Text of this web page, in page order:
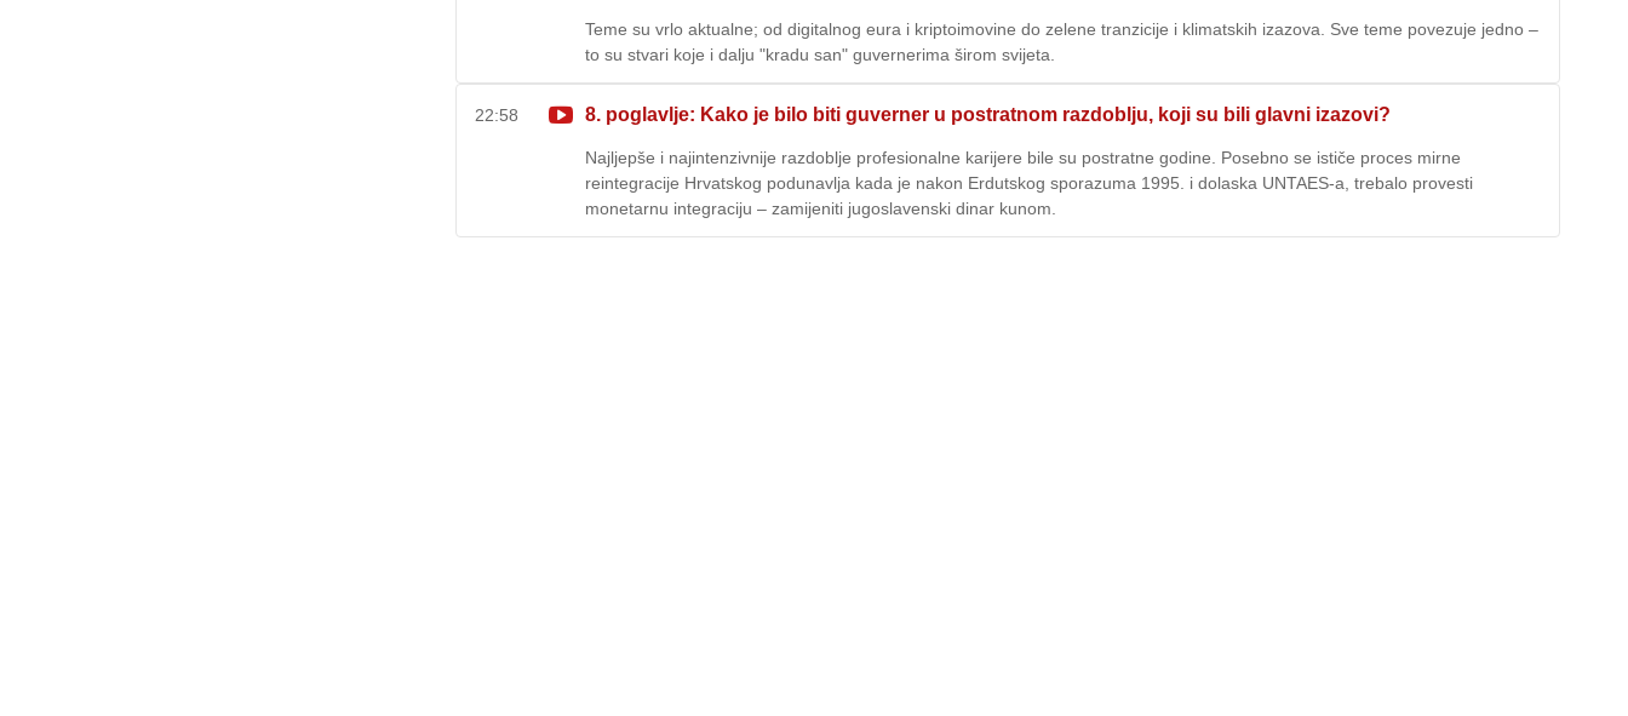
Teme su vrlo aktualne; od digitalnog eura i kriptoimovine do zelene tranzicije i klimatskih izazova. Sve teme povezuje jedno –
to su stvari koje i dalju "kradu san" guvernerima širom svijeta.
22:58 8. poglavlje: Kako je bilo biti guverner u postratnom razdoblju, koji su bili glavni izazovi?
Najljepše i najintenzivnije razdoblje profesionalne karijere bile su postratne godine. Posebno se ističe proces mirne
reintegracije Hrvatskog podunavlja kada je nakon Erdutskog sporazuma 1995. i dolaska UNTAES-a, trebalo provesti
monetarnu integraciju – zamijeniti jugoslavenski dinar kunom.